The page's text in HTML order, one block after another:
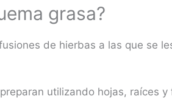
grasa?
de hierbas a las que se
utilizando hojas, raíces